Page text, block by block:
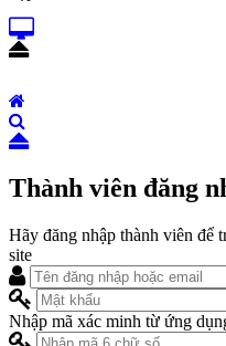
Thành viên đăng
Hãy đăng nhập thành viên để
site
Nhập mã xác minh từ ứng